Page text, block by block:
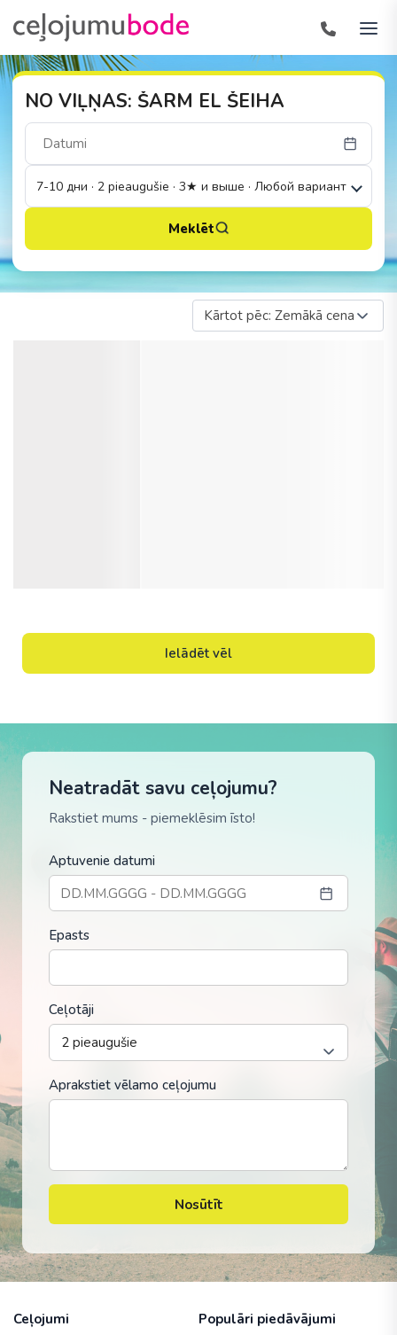
NO VIĻŅAS: ŠARM EL ŠEIHA
7-10 дни · 2 pieaugušie · 3★ и выше · Любой вариант
Meklēt
Kārtot pēc: Zemākā cena
Ielādēt vēl
Neatradāt savu ceļojumu?
Rakstiet mums - piemeklēsim īsto!
Aptuvenie datumi
Epasts
Ceļotāji
Aprakstiet vēlamo ceļojumu
Nosūtīt
Ceļojumi
Populāri piedāvājumi